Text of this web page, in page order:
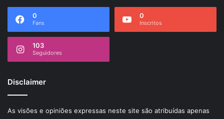
0
Fans
0
Inscritos
103
Seguidores
Disclaimer
As visões e opiniões expressas neste site são atribuídas apenas